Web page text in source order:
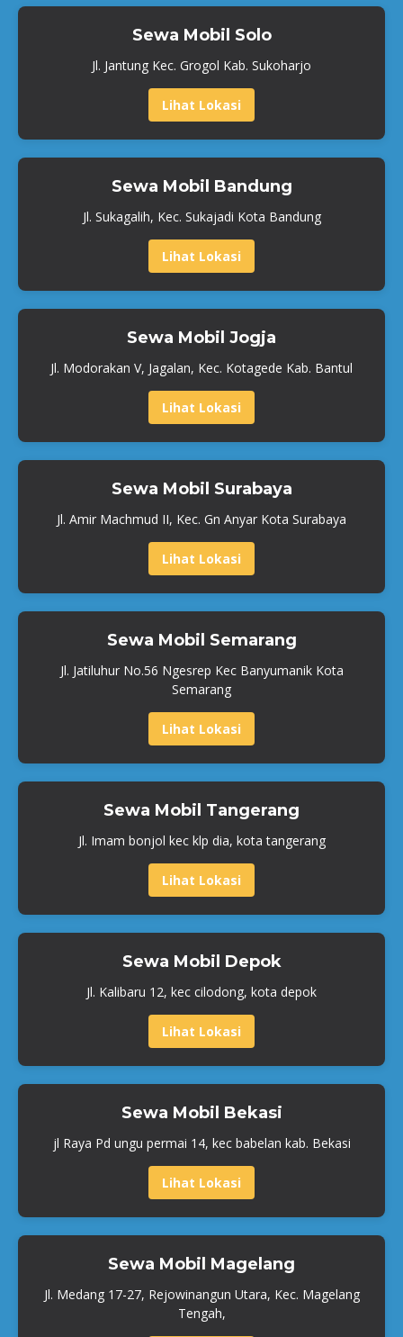
Sewa Mobil Solo
Jl. Jantung Kec. Grogol Kab. Sukoharjo
Lihat Lokasi
Sewa Mobil Bandung
Jl. Sukagalih, Kec. Sukajadi Kota Bandung
Lihat Lokasi
Sewa Mobil Jogja
Jl. Modorakan V, Jagalan, Kec. Kotagede Kab. Bantul
Lihat Lokasi
Sewa Mobil Surabaya
Jl. Amir Machmud II, Kec. Gn Anyar Kota Surabaya
Lihat Lokasi
Sewa Mobil Semarang
Jl. Jatiluhur No.56 Ngesrep Kec Banyumanik Kota
Semarang
Lihat Lokasi
Sewa Mobil Tangerang
Jl. Imam bonjol kec klp dia, kota tangerang
Lihat Lokasi
Sewa Mobil Depok
Jl. Kalibaru 12, kec cilodong, kota depok
Lihat Lokasi
Sewa Mobil Bekasi
jl Raya Pd ungu permai 14, kec babelan kab. Bekasi
Lihat Lokasi
Sewa Mobil Magelang
Jl. Medang 17-27, Rejowinangun Utara, Kec. Magelang
Tengah,